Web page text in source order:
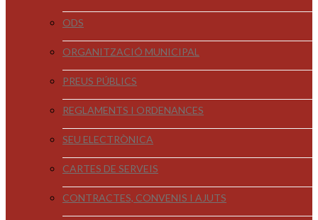
ODS
ORGANITZACIÓ MUNICIPAL
PREUS PÚBLICS
REGLAMENTS I ORDENANCES
SEU ELECTRÒNICA
CARTES DE SERVEIS
CONTRACTES, CONVENIS I AJUTS